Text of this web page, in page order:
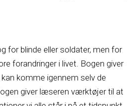
for blinde eller soldater, men for
forandringer i livet. Bogen giver
komme igennem selv de
giver læseren værktøjer til at